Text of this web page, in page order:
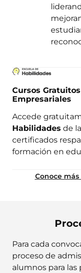
Cursos
Empresariales
Accede
Habilidades de
certificados
formación en
Conoce
Para cada
proceso de
alumnos para las